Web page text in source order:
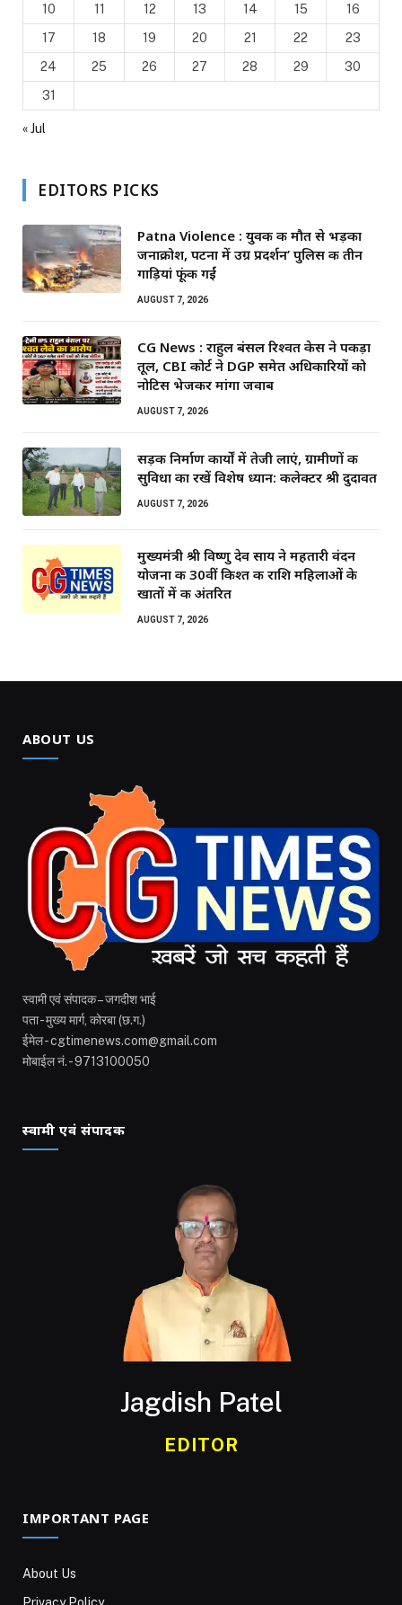
10
11 12 13 14 15
16
17
18 19 20 21 22
23
24
25 26 27 28 29
30
31
« Jul
EDITORS PICKS
Patna Violence : युवक की मौत से भड़का
जनाक्रोश, पटना में उग्र प्रदर्शन’ पुलिस की तीन
गाड़ियां फूंकी गईं
AUGUST 7, 2026
CG News : राहुल बंसल रिश्वत केस ने पकड़ा
तूल, CBI कोर्ट ने DGP समेत अधिकारियों को
नोटिस भेजकर मांगा जवाब
AUGUST 7, 2026
सड़क निर्माण कार्यों में तेजी लाएं, ग्रामीणों की
सुविधा का रखें विशेष ध्यान: कलेक्टर श्री दुदावत
AUGUST 7, 2026
मुख्यमंत्री श्री विष्णु देव साय ने महतारी वंदन
योजना की 30वीं किश्त की राशि महिलाओं के
खातों में की अंतरित
AUGUST 7, 2026
ABOUT US
स्वामी एवं संपादक – जगदीश भाई
पता - मुख्य मार्ग, कोरबा (छ.ग.)
ईमेल - cgtimenews.com@gmail.com
मोबाईल नं. - 9713100050
स्वामी एवं संपादक
Jagdish Patel
EDITOR
IMPORTANT PAGE
About Us